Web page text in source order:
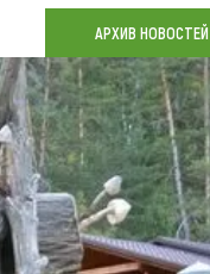
Блог
АРХИВ НОВОСТЕЙ